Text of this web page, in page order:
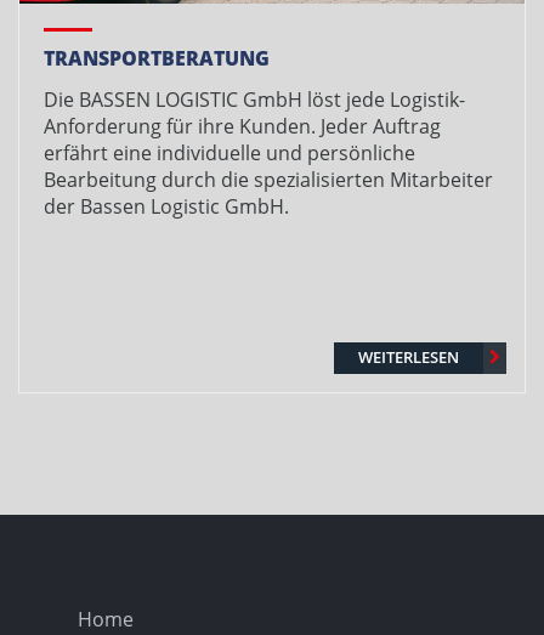
TRANSPORTBERATUNG
Die BASSEN LOGISTIC GmbH löst jede Logistik-
Anforderung für ihre Kunden. Jeder Auftrag
erfährt eine individuelle und persönliche
Bearbeitung durch die spezialisierten Mitarbeiter
der Bassen Logistic GmbH.
WEITERLESEN
Home